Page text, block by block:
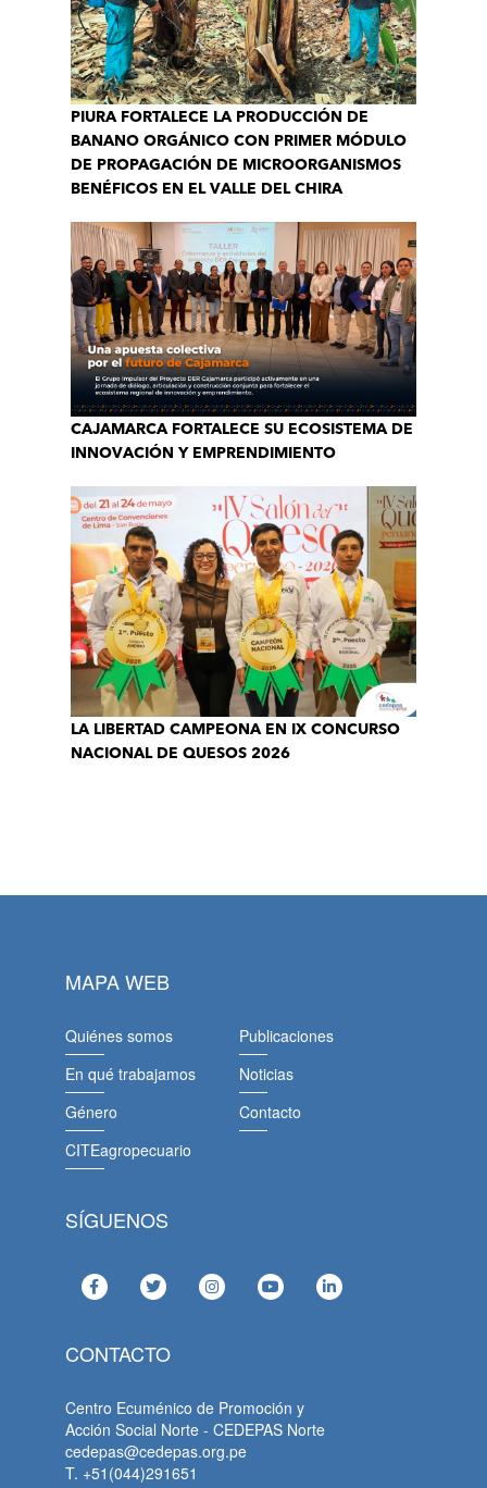
PIURA FORTALECE LA PRODUCCIÓN DE
BANANO ORGÁNICO CON PRIMER MÓDULO
DE PROPAGACIÓN DE MICROORGANISMOS
BENÉFICOS EN EL VALLE DEL CHIRA
CAJAMARCA FORTALECE SU ECOSISTEMA DE
INNOVACIÓN Y EMPRENDIMIENTO
LA LIBERTAD CAMPEONA EN IX CONCURSO
NACIONAL DE QUESOS 2026
MAPA WEB
Quiénes somos
En qué trabajamos
Género
CITEagropecuario
Publicaciones
Noticias
Contacto
SÍGUENOS
CONTACTO
Centro Ecuménico de Promoción y
Acción Social Norte - CEDEPAS Norte
cedepas@cedepas.org.pe
T. +51(044)291651